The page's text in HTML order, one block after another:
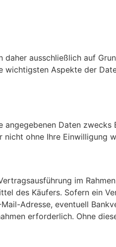
ausschließlich auf
wichtigsten Aspekte der
angegebenen Daten
nicht ohne Ihre Einwilligung
im
des Käufers. Sofern ein
Adresse, eventuell
erforderlich. Ohne